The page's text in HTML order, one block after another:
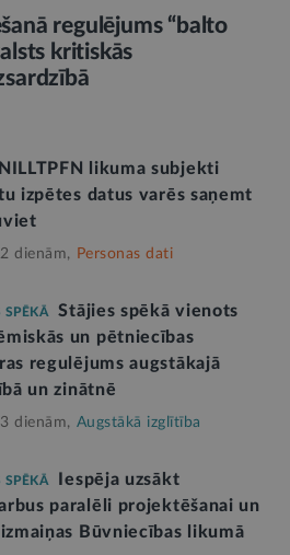
regulējums “balto
kritiskās
NILLTPFN likuma subjekti
izpētes datus varēs saņemt
dienām, Personas dati
SPĒKĀ
Stājies spēkā vienots
un pētniecības
regulējums augstākajā
un zinātnē
dienām, Augstākā izglītība
SPĒKĀ
Iespēja uzsākt
paralēli projektēšanai un
Būvniecības likumā